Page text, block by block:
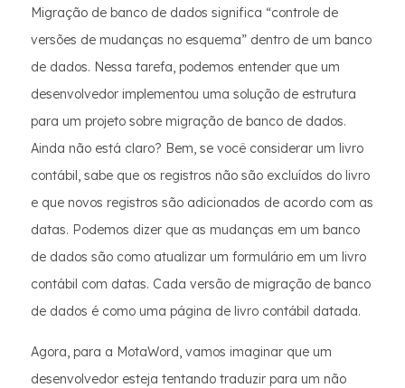
Migração de banco de dados significa “controle de
versões de mudanças no esquema” dentro de um banco
de dados. Nessa tarefa, podemos entender que um
desenvolvedor implementou uma solução de estrutura
para um projeto sobre migração de banco de dados.
Ainda não está claro? Bem, se você considerar um livro
contábil, sabe que os registros não são excluídos do livro
e que novos registros são adicionados de acordo com as
datas. Podemos dizer que as mudanças em um banco
de dados são como atualizar um formulário em um livro
contábil com datas. Cada versão de migração de banco
de dados é como uma página de livro contábil datada.
Agora, para a MotaWord, vamos imaginar que um
desenvolvedor esteja tentando traduzir para um não